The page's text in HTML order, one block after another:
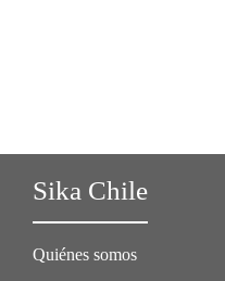
Sika Chile
Quiénes somos